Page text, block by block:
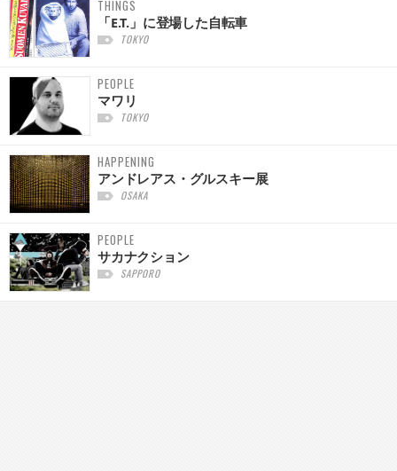
THINGS
「E.T.」に登場した自転車
TOKYO
PEOPLE
マワリ
TOKYO
HAPPENING
アンドレアス・グルスキー展
OSAKA
PEOPLE
サカナクション
SAPPORO